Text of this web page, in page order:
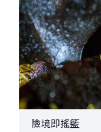
險境即搖籃